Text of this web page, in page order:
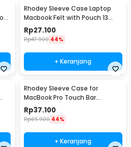
Rhodey Sleeve Case Laptop
Macbook Felt with Pouch 13
Inch - AK01
Rp27.100
Rp47.900 44%
+ Keranjang
Rhodey Sleeve Case for
MacBook Pro Touch Bar
Neoprene with Pouch 13 Inch -
YG6005
Rp37.100
Rp65.900 44%
+ Keranjang